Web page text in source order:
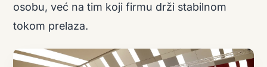
osobu, već na tim koji firmu drži stabilnom
tokom prelaza.